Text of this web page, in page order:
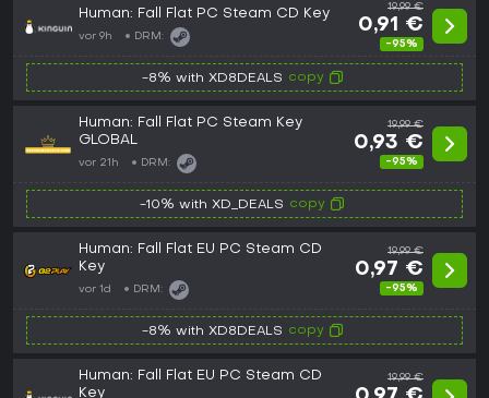
Human: Fall Flat PC Steam CD Key
vor 9h DRM:
19,99 €
0,91 €
-95%
-8% with XD8DEALS copy
Human: Fall Flat PC Steam Key
GLOBAL
vor 21h DRM:
19,99 €
0,93 €
-95%
-10% with XD_DEALS copy
Human: Fall Flat EU PC Steam CD
Key
vor 1d DRM:
19,99 €
0,97 €
-95%
-8% with XD8DEALS copy
Human: Fall Flat EU PC Steam CD
Key
19,99 €